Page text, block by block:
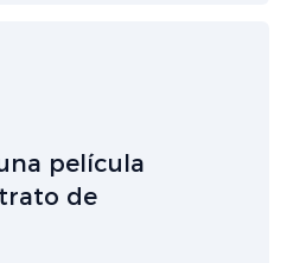
película
de